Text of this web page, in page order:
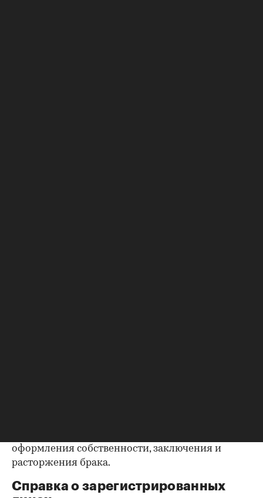
оформления собственности, заключения и
расторжения брака.
Справка о зарегистрированных